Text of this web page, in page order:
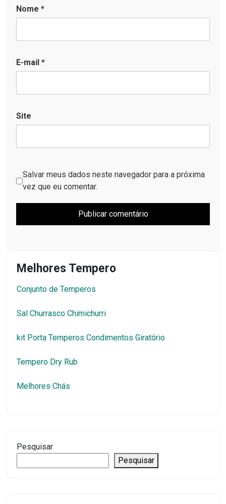
Nome *
E-mail *
Site
Salvar meus dados neste navegador para a próxima
vez que eu comentar.
Melhores Tempero
Conjunto de Temperos
Sal Churrasco Chimichurri
kit Porta Temperos Condimentos Giratório
Tempero Dry Rub
Melhores Chás
Pesquisar
Pesquisar